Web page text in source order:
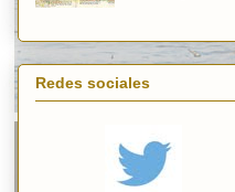
Redes sociales